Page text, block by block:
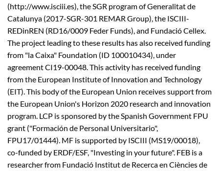
(http://www.isciii.es), the SGR program of Generalitat de
Catalunya (2017-SGR-301 REMAR Group), the ISCIII-
REDinREN (RD16/0009 Feder Funds), and Fundació Cellex.
The project leading to these results has also received funding
from "la Caixa" Foundation (ID 100010434), under
agreement CI19-00048. This activity has received funding
from the European Institute of Innovation and Technology
(EIT). This body of the European Union receives support from
the European Union's Horizon 2020 research and innovation
program. LCP is sponsored by the Spanish Government FPU
grant ("Formación de Personal Universitario",
FPU17/01444). MF is supported by ISCIII (MS19/00018),
co-funded by ERDF/ESF, "Investing in your future". FEB is a
researcher from Fundació Institut de Recerca en Ciències de